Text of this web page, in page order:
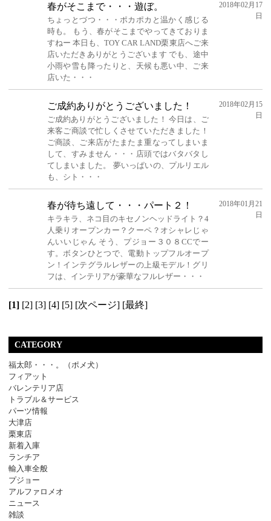
春がそこまで・・・遊ぼ。
ちょっとづつ・・・ポカポカと温かく感じる
時も。 もう、春がそこまでやってきておりま
すねー 本日も、TOY CAR LAND栗東店へご来
店いただきありがとうございます でも、途中
小雨や雪も降ったりと、天候も悪い中、ご来
店いた・・・
2018年02月17
日
ご成約ありがとうございました！
ご成約ありがとうございました！ 今日は、ご
来客ご商談で忙しくさせていただきました！
ご商談、ご来店がたまたま重なってしまいま
して、すみません・・・店頭ではバタバタし
てしまいました。 夢いっぱいの、プルリエル
も、シト・・・
2018年02月15
日
春が待ち遠して・・・パート２！
キラキラ、ネコ目のキセノンヘッドライト？4
人乗りオープンカー？クーペ？オシャレじゃ
んいいじゃん そう、プジョー３０８CCでー
す。ボタンひとつで、電動トップフルオープ
ン！インテグラルレザーの上級モデル！グリ
フは、インテリアが豪華なフルレザー・・・
2018年01月21
日
[1] [2] [3] [4] [5] [次ページ] [最終]
CATEGORY
福太郎・・・。（ポメ犬）
フィアット
バレンテリア店
トラブル＆サービス
パーツ情報
大津店
栗東店
新着入庫
ランチア
輸入車全般
プジョー
アルファロメオ
ニュース
雑談